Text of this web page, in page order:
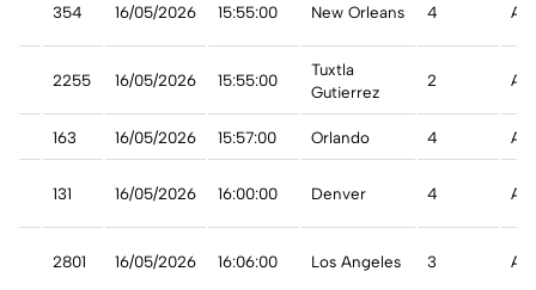
354 16/05/2026 15:55:00 New Orleans 4 A
2255 16/05/2026 15:55:00
Tuxtla
Gutierrez
2 A
163 16/05/2026 15:57:00 Orlando 4 A
131 16/05/2026 16:00:00 Denver 4 A
2801 16/05/2026 16:06:00 Los Angeles 3 A